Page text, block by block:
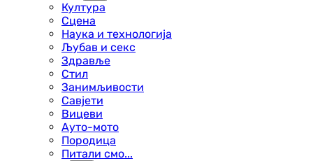
Култура
Сцена
Наука и технологија
Љубав и секс
Здравље
Стил
Занимљивости
Савјети
Вицеви
Ауто-мото
Породица
Питали смо...